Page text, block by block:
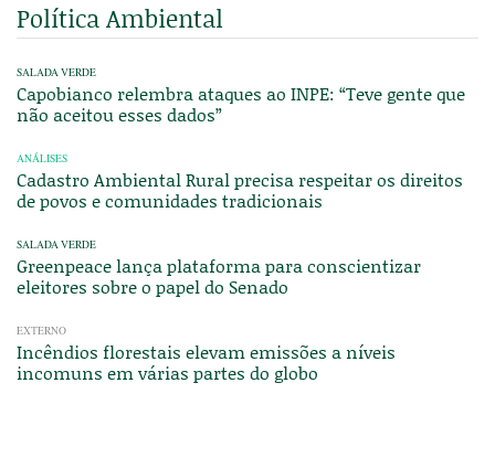
Política Ambiental
SALADA VERDE
Capobianco relembra ataques ao INPE: “Teve gente que
não aceitou esses dados”
ANÁLISES
Cadastro Ambiental Rural precisa respeitar os direitos
de povos e comunidades tradicionais
SALADA VERDE
Greenpeace lança plataforma para conscientizar
eleitores sobre o papel do Senado
EXTERNO
Incêndios florestais elevam emissões a níveis
incomuns em várias partes do globo